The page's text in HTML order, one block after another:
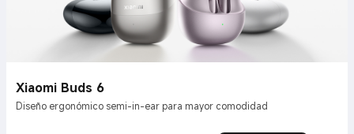
Xiaomi Buds 6
Diseño ergonómico semi-in-ear para mayor comodidad